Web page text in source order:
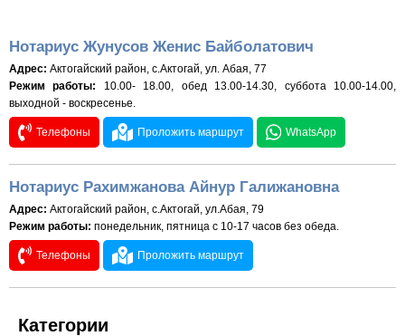
Нотариус Жунусов Женис Байболатович
Адрес: Актогайский район, с.Актогай, ул. Абая, 77
Режим работы:
10.00- 18.00, обед 13.00-14.30, суббота 10.00-14.00,
выходной - воскресенье.
Телефоны Проложить маршрут WhatsApp
Нотариус Рахимжанова Айнур Галижановна
Адрес: Актогайский район, с.Актогай, ул.Абая, 79
Режим работы: понедельник, пятница с 10-17 часов без обеда.
Телефоны Проложить маршрут
Категории